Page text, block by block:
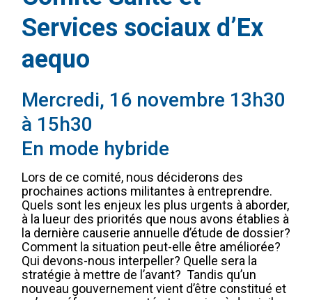
Services sociaux d’Ex
aequo
Mercredi, 16 novembre 13h30
à 15h30
En mode hybride
Lors de ce comité, nous déciderons des
prochaines actions militantes à entreprendre.
Quels sont les enjeux les plus urgents à aborder,
à la lueur des priorités que nous avons établies à
la dernière causerie annuelle d’étude de dossier?
Comment la situation peut-elle être améliorée?
Qui devons-nous interpeller? Quelle sera la
stratégie à mettre de l’avant? Tandis qu’un
nouveau gouvernement vient d’être constitué et